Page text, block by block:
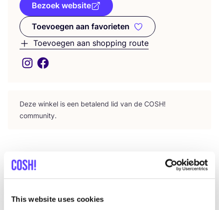
This website uses cookies
Bezoek website
Toevoegen aan favorieten
Toevoegen aan favorieten
Toevoegen aan shopping route
Deze win­kel is een beta­lend lid van de COSH!
community.